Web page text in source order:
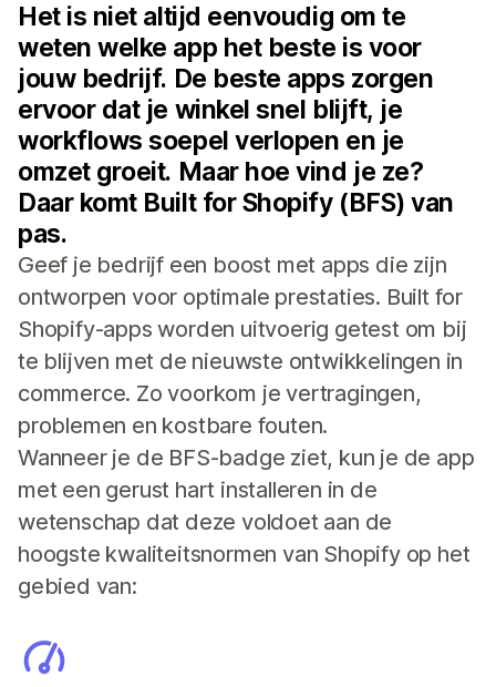
Het is niet altijd eenvoudig om te
weten welke app het beste is voor
jouw bedrijf. De beste apps zorgen
ervoor dat je winkel snel blijft, je
workflows soepel verlopen en je
omzet groeit. Maar hoe vind je ze?
Daar komt Built for Shopify (BFS) van
pas.
Geef je bedrijf een boost met apps die zijn
ontworpen voor optimale prestaties. Built for
Shopify-apps worden uitvoerig getest om bij
te blijven met de nieuwste ontwikkelingen in
commerce. Zo voorkom je vertragingen,
problemen en kostbare fouten.
Wanneer je de BFS-badge ziet, kun je de app
met een gerust hart installeren in de
wetenschap dat deze voldoet aan de
hoogste kwaliteitsnormen van Shopify op het
gebied van: